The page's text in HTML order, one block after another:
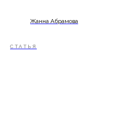
Жанна Абрамова
CТАТЬЯ
Преподаватели